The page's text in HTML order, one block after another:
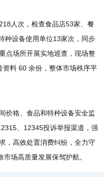
人次，检查食品店53家、餐
种设备使用单位13家次，同步
点场所开展实地巡查，现场整
料 60 余份，整体市场秩序平
格、食品和特种设备安全监
、12345投诉举报渠道，强
，高效处置消费纠纷，全力守
场高质量发展保驾护航。